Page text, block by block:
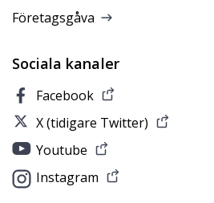
Företagsgåva
Sociala kanaler
Facebook
X (tidigare Twitter)
Youtube
Instagram